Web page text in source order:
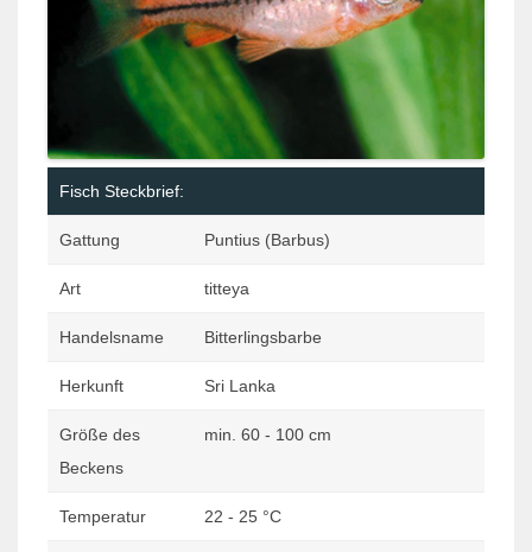
Fisch Steckbrief:
Gattung Puntius (Barbus)
Art titteya
Handelsname Bitterlingsbarbe
Herkunft Sri Lanka
Größe des
Beckens
min. 60 - 100 cm
Temperatur 22 - 25 °C